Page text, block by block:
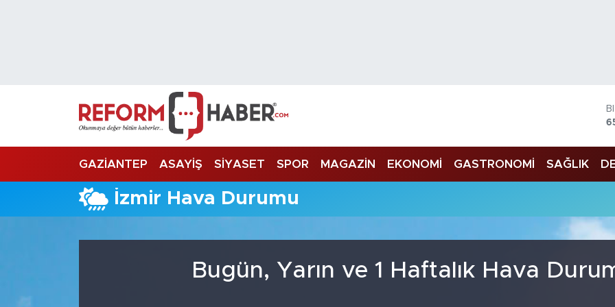
GAZİANTEP ASAYİŞ SİYASET SPOR MAGAZİN EKONOMİ GASTRONOMİ SAĞLIK
İzmir Hava Durumu
Bugün, Yarın ve 1 Haftalık Hava
Trafik Durumu
Süper Lig Puan Durumu ve Fikstür
Tüm Manşetler